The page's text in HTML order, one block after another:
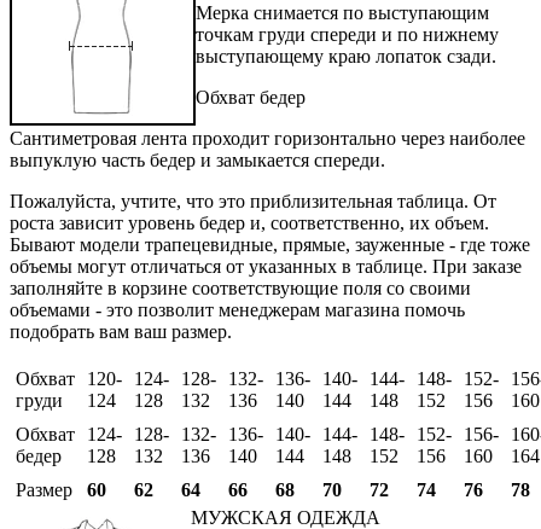
Мерка снимается по выступающим
точкам груди спереди и по нижнему
выступающему краю лопаток сзади.
Обхват бедер
Сантиметровая лента проходит горизонтально через наиболее
выпуклую часть бедер и замыкается спереди.
Пожалуйста, учтите, что это приблизительная таблица. От
роста зависит уровень бедер и, соответственно, их объем.
Бывают модели трапецевидные, прямые, зауженные - где тоже
объемы могут отличаться от указанных в таблице. При заказе
заполняйте в корзине соответствующие поля со своими
объемами - это позволит менеджерам магазина помочь
подобрать вам ваш размер.
Обхват
груди
120-
124
124-
128
128-
132
132-
136
136-
140
140-
144
144-
148
148-
152
152-
156
160
Обхват
бедер
124-
128
128-
132
132-
136
136-
140
140-
144
144-
148
148-
152
152-
156
156-
160
164
Размер
60 62 64 66 68 70 72 74 76
78
МУЖСКАЯ ОДЕЖДА